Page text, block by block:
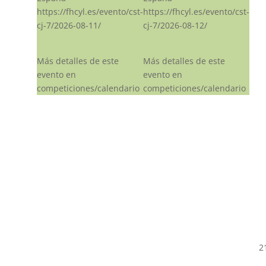
https://fhcyl.es/evento/cst-
cj-7/2026-08-11/
Más detalles de este
evento en
competiciones/calendario
https://fhcyl.es/evento/cst-
cj-7/2026-08-12/
Más detalles de este
evento en
competiciones/calendario